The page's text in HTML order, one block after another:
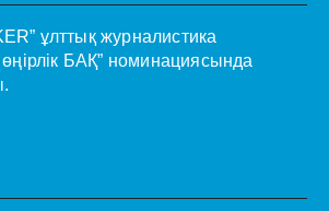
ұлттық журналистика
БАҚ” номинациясында